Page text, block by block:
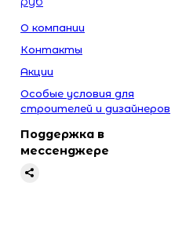
О компании
Контакты
Акции
Особые условия для
строителей и дизайнеров
Поддержка в
мессенджере